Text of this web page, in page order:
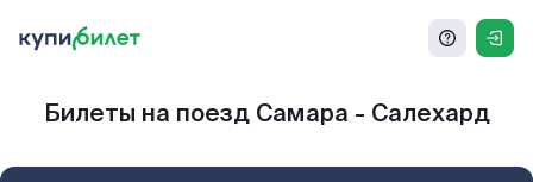
Билеты на поезд Самара - Салехард